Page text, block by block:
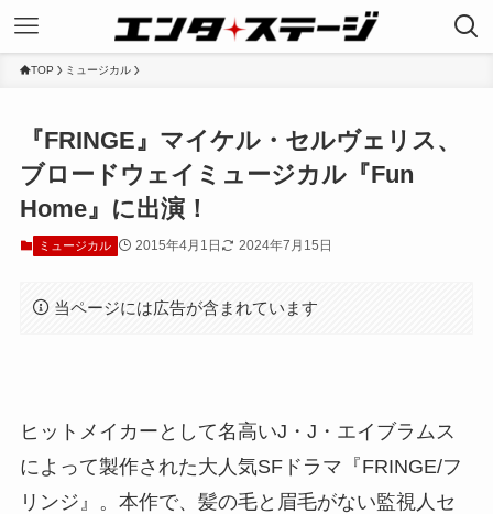
TOP ミュージカル
『FRINGE』マイケル・セルヴェリス、
ブロードウェイミュージカル『Fun
Home』に出演！
ミュージカル 2015年4月1日 2024年7月15日
当ページには広告が含まれています
ヒットメイカーとして名高いJ・J・エイブラムス
によって製作された大人気SFドラマ『FRINGE/フ
リンジ』。本作で、髪の毛と眉毛がない監視人セ